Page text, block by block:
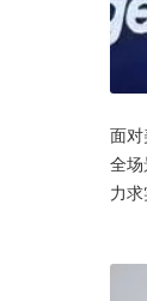
面对
全场
力